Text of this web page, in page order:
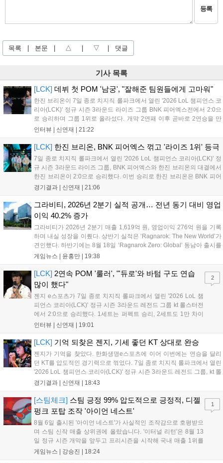
등록
목록 | 본문 | △ | ▽ | 댓글
기사 목록
[LCK] 데뷔 첫 POM '남궁', "잘해준 팀원들에게 고마워"
한진 브리온이 7일 종로 치지직 롤파크에서 열린 '2026 LoL 챔피언스 코
리아(LCK)' 정규 시즌 3라운드 라이즈 그룹 BNK 피어엑스전에서 2:0으
로 승리하며 그룹 1위로 올라섰다. 개막 2연패 이후 곧바로 2연승을 만
들어내면서 이어질 4라운드에 대한 기대감을 올렸다. 다음은 이날 데뷔
인터뷰 | 신연재 | 21:22
[LCK] 한진 브리온, BNK 피어엑스 꺾고 '라이즈 1위' 등극
7일 종로 치지직 롤파크에서 열린 '2026 LoL 챔피언스 코리아(LCK)' 정
규 시즌 3라운드 라이즈 그룹, BNK 피어엑스와 한진 브리온의 대결에서
한진 브리온이 2:0으로 승리했다. 이번 승리로 한진 브리온은 BNK 피어
엑스를 제치고 라이즈 그룹 1위로 올라섰다. 1세트, 한진 브리온이 '로머'
경기결과 | 신연재 | 21:06
그라비티, 2026년 2분기 실적 공개… 전년 동기 대비 영업
이익 40.2% 증가
그라비티가 2026년 2분기 매출 1,619억 원, 영업이익 276억 원을 기록
하며 내실 성장을 이뤘다. 상반기 실적은 ‘Ragnarok: The New World’가
견인했다. 하반기에는 8월 18일 ‘Ragnarok Zero: Global’ 동남아 출시를
시작으로 9월 3일 ‘달려라 헤베레케 EX’, 9월 22일 ‘갈바테인’ 등 다양한
이’ 출시가 예정돼 있으며, 2027년에는 ‘Ragnarok 3’ 등 대작을 글로벌
출시할 계획이다. 그라비티는 조인트벤처 설립과 라그나로크 에코 시스
템 구축을 통해 신성장 동력을 확보할 방침이다....
게임뉴스 | 윤홍만 | 19:38
[LCK] 2연속 POM '룰러', "'듀로'와 바텀 구도 연습
많이 했다"
젠지 e스포츠가 7일 종로 치지직 롤파크에서 열린 '2026 LoL 챔
피언스 코리아(LCK)' 정규 시즌 3라운드 레전드 그룹 kt 롤스터전
에서 2:0으로 승리했다. 1세트는 퍼펙트 승리, 2세트도 1만 차이
를 벌리며 25분 만에 승리하면서 말 그대로 압도적인 경기력을 선
하며 POM에 선정됐...
인터뷰 | 신연재 | 19:01
2
[LCK] 기억 되찾은 젠지, 기세 좋던 KT 상대로 완승
젠지가 기억을 찾았다. 한화생명e스포츠에 이어 이번에는 연승을 달리
던 KT를 압도적인 경기력으로 꺾었다. 7일 종로 치지직 롤파크에서 열린
'2026 LoL 챔피언스 코리아(LCK)' 정규 시즌 3라운드 레전드 그룹, kt 롤
스터와 젠지 e스포츠의 대결에서 젠지가 압승을 거뒀다. 개막주까지만
경기결과 | 신연재 | 18:43
[스팀체크] 스팀 긍정 99% 압도적으로 긍정적, 디젤
펑크 포탑 조작 '아이언 네스트'
8월 6일 출시된 '아이언 네스트'가 사실적인 조작감으로 호평받으
며 스팀 신작 매출 상위권에 올랐습니다. '이터널 리턴'은 8월 13
일 정규 시즌 개막을 앞두고 프리시즌을 시작해 국내 매출 1위를
기록했습니다. 25주년을 맞은 '고스트 리콘' 시리즈는 8월 6일 쇼
게임뉴스 | 강승진 | 18:24
1